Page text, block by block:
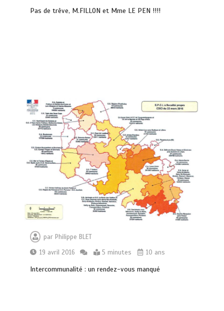
Pas de trêve, M.FILLON et Mme LE PEN !!!!
parPhilippe BLET
19 avril 2016
5 minutes 10 ans
Intercommunalité : un rendez-vous manqué